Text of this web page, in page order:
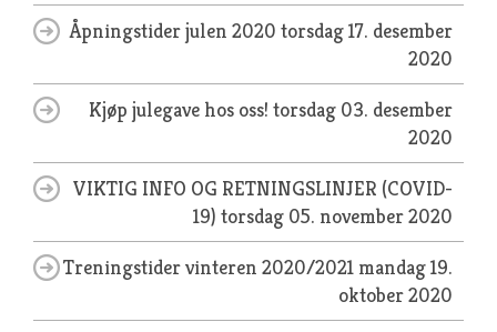
Åpningstider julen 2020 torsdag 17. desember
2020
Kjøp julegave hos oss! torsdag 03. desember
2020
VIKTIG INFO OG RETNINGSLINJER (COVID-
19) torsdag 05. november 2020
Treningstider vinteren 2020/2021 mandag 19.
oktober 2020